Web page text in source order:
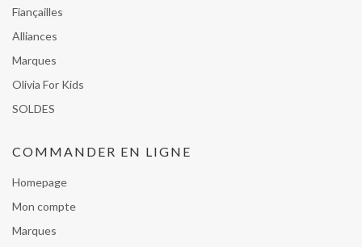
Fiançailles
Alliances
Marques
Olivia For Kids
SOLDES
COMMANDER EN LIGNE
Homepage
Mon compte
Marques